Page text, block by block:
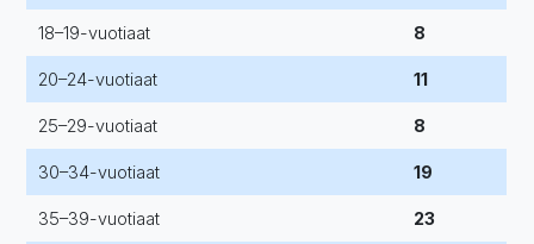
18–19-vuotiaat 8
20–24-vuotiaat 11
25–29-vuotiaat 8
30–34-vuotiaat 19
35–39-vuotiaat 23